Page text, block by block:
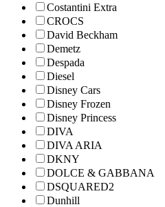
Costantini Extra
CROCS
David Beckham
Demetz
Despada
Diesel
Disney Cars
Disney Frozen
Disney Princess
DIVA
DIVA ARIA
DKNY
DOLCE & GABBANA
DSQUARED2
Dunhill